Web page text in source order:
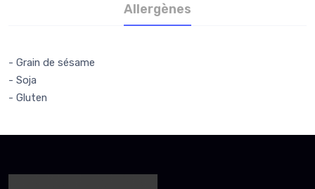
Allergènes
- Grain de sésame
- Soja
- Gluten